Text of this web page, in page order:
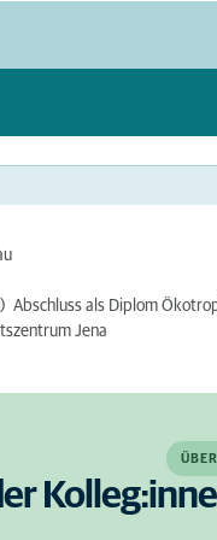
Abschluss als Diplom
Jena